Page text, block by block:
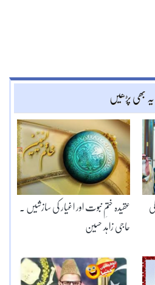
یہ بھی پڑھیں
عقیدہ ختمِ نبوت اور اغیار کی سازشیں ۔
حاجی زاہد حسین